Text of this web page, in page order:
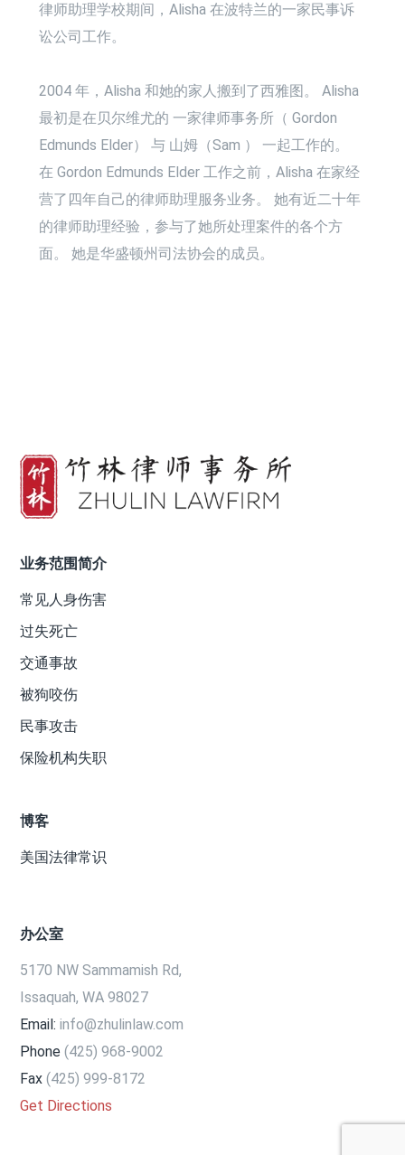
律师助理学校期间，Alisha 在波特兰的一家民事诉
讼公司工作。
2004 年，Alisha 和她的家人搬到了西雅图。 Alisha
最初是在贝尔维尤的 一家律师事务所（ Gordon
Edmunds Elder） 与 山姆（Sam ） 一起工作的。
在 Gordon Edmunds Elder 工作之前， Alisha 在家经
营了 四年自己的律师助理服务业务。 她有近二十年
的律师助理经验，参与了她所处理案件的各个方
面。 她是华盛顿州司法协会的成员。
业务范围简介
常见人身伤害
过失死亡
交通事故
被狗咬伤
民事攻击
保险机构失职
博客
美国法律常识
办公室
5170 NW Sammamish Rd,
Issaquah, WA 98027
Email: info@zhulinlaw.com
Phone (425) 968-9002
Fax (425) 999-8172
Get Directions